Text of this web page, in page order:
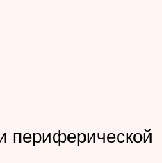
периферической